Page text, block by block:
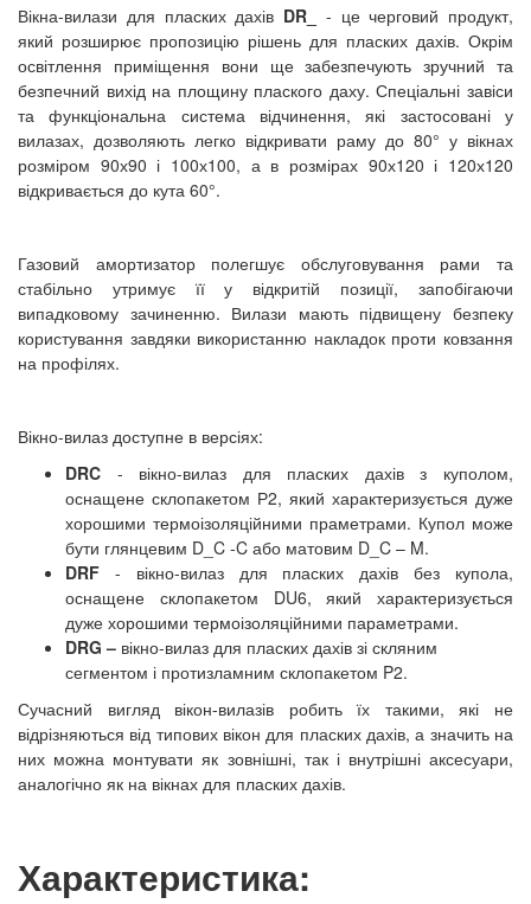
Вікна-вилази для пласких дахів DR_
- це черговий продукт,
який розширює пропозицію рішень для пласких дахів. Окрім
освітлення приміщення вони ще забезпечують зручний та
безпечний вихід на площину плаского даху. Спеціальні завіси
та функціональна система відчинення, які застосовані у
вилазах, дозволяють легко відкривати раму до 80° у вікнах
розміром 90х90 і 100х100, а в розмірах 90х120 і 120х120
відкривається до кута 60°.
Газовий амортизатор полегшує обслуговування рами та
стабільно утримує її у відкритій позиції, запобігаючи
випадковому зачиненню. Вилази мають підвищену безпеку
користування завдяки використанню накладок проти ковзання
на профілях.
Вікно-вилаз доступне в версіях:
DRC - вікно-вилаз для пласких дахів з куполом,
оснащене склопакетом Р2, який характеризується дуже
хорошими термоізоляційними праметрами. Купол може
бути глянцевим D_C -C або матовим D_C – M.
DRF - вікно-вилаз для пласких дахів без купола,
оснащене склопакетом DU6, який характеризується
дуже хорошими термоізоляційними параметрами.
DRG – вікно-вилаз для пласких дахів зі скляним
сегментом і протизламним склопакетом P2.
Сучасний вигляд вікон-вилазів робить їх такими, які не
відрізняються від типових вікон для пласких дахів, а значить на
них можна монтувати як зовнішні, так і внутрішні аксесуари,
аналогічно як на вікнах для пласких дахів.
Характеристика: